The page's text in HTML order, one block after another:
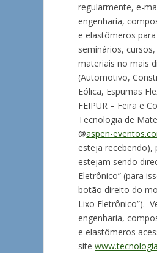
regularmente, e-
engenharia,
e elastômeros
seminários,
materiais no mais
(Automotivo,
Eólica, Espumas
FEIPUR – Feira e
Tecnologia de
@aspen-
esteja recebendo),
estejam sendo
Eletrônico” (para
botão direito do
Lixo Eletrônico”).
engenharia,
e elastômeros
site